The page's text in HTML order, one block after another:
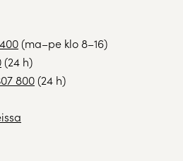
(ma–pe klo 8–16)
(24 h)
800(24 h)